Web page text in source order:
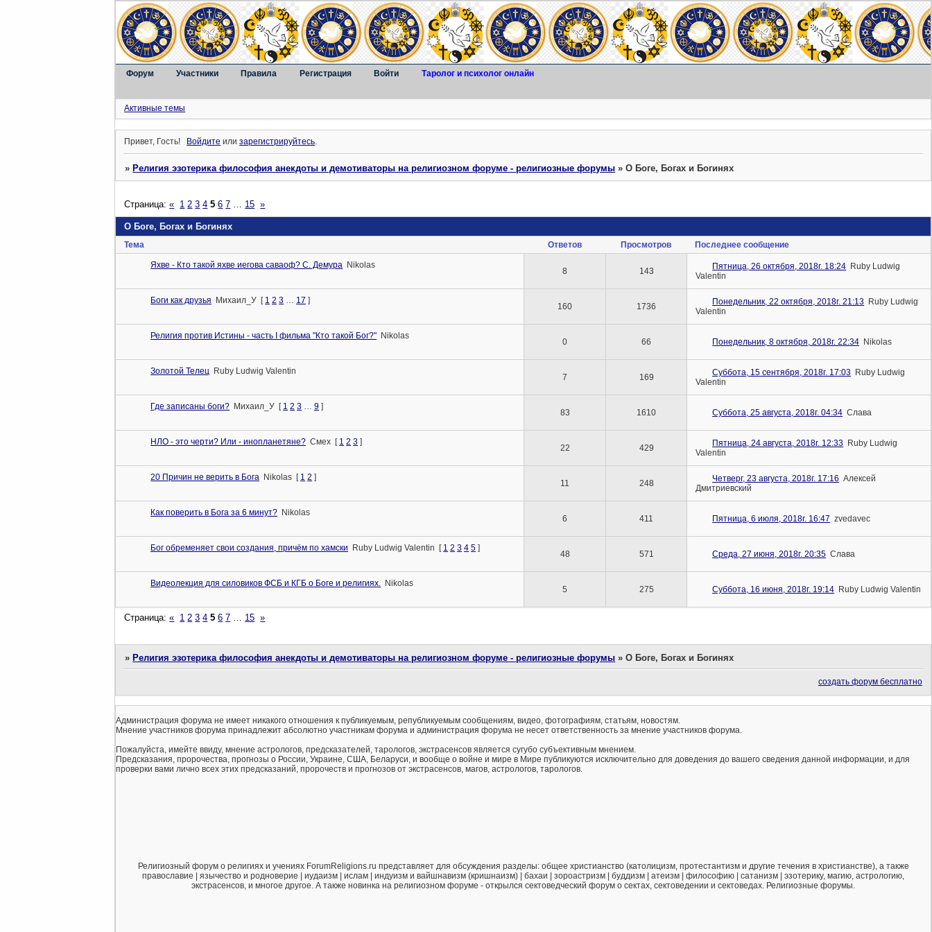
Форум Участники Правила Регистрация Войти Таролог и психолог онлайн
Активные темы
Привет, Гость! Войдите илизарегистрируйтесь.
»Религия эзотерика философия анекдоты и демотиваторы на религиозном форуме - религиозные форумы »О Боге, Богах и Богинях
О Боге, Богах и Богинях
Страница:« 1 2 3 4 5 6 7 15 »
Тема Ответов Просмотров Последнее сообщение
Яхве - Кто такой яхве иегова саваоф? С. Демура Nikolas
8 143 Пятница, 26 октября, 2018г. 18:24 Ruby Ludwig
Valentin
Боги как друзья Михаил_У [ 1 2 3 17 ]
160 1736 Понедельник, 22 октября, 2018г. 21:13 Ruby Ludwig
Valentin
Религия против Истины - часть I фильма "Кто такой Бог?" Nikolas
0 66 Понедельник, 8 октября, 2018г. 22:34 Nikolas
Золотой Телец Ruby Ludwig Valentin
7 169 Суббота, 15 сентября, 2018г. 17:03 Ruby Ludwig
Valentin
Где записаны боги? Михаил_У [ 1 2 3 9 ]
83 1610 Суббота, 25 августа, 2018г. 04:34 Слава
НЛО - это черти? Или - инопланетяне? Смех [ 1 2 3 ]
22 429 Пятница, 24 августа, 2018г. 12:33 Ruby Ludwig
Valentin
20 Причин не верить в Бога Nikolas [ 1 2 ]
11 248 Четверг, 23 августа, 2018г. 17:16 Алексей
Дмитриевский
Как поверить в Бога за 6 минут? Nikolas
6 411 Пятница, 6 июля, 2018г. 16:47 zvedavec
Бог обременяет свои создания, причём по хамски Ruby Ludwig Valentin [ 1 2 3 4 5 ]
48 571 Среда, 27 июня, 2018г. 20:35 Слава
Видеолекция для силовиков ФСБ и КГБ о Боге и религиях. Nikolas
5 275 Суббота, 16 июня, 2018г. 19:14 Ruby Ludwig Valentin
Страница:« 1 2 3 4 5 6 7 … 15 »
»Религия эзотерика философия анекдоты и демотиваторы на религиозном форуме - религиозные форумы »О Боге, Богах и Богинях
создать форум бесплатно
Администрация форума не имеет никакого отношения к публикуемым, републикуемым сообщениям, видео, фотографиям, статьям, новостям.
Мнение участников форума принадлежит абсолютно участникам форума и администрация форума не несет ответственность за мнение участников форума.
Пожалуйста, имейте ввиду, мнение астрологов, предсказателей, тарологов, экстрасенсов является сугубо субъективным мнением.
Предсказания, пророчества, прогнозы о России, Украине, США, Беларуси, и вообще о войне и мире в Мире публикуются исключительно для доведения до вашего сведения данной информации, и для
проверки вами лично всех этих предсказаний, пророчеств и прогнозов от экстрасенсов, магов, астрологов, тарологов.
Религиозный форум о религиях и учениях ForumReligions.ru представляет для обсуждения разделы: общее христианство (католицизм, протестантизм и другие течения в христианстве), а также
православие | язычество и родноверие | иудаизм | ислам | индуизм и вайшнавизм (кришнаизм) | бахаи | зороастризм | буддизм | атеизм | философию | сатанизм | эзотерику, магию, астрологию,
экстрасенсов, и многое другое. А также новинка на религиозном форуме - открылся сектоведческий форум о сектах, сектоведении и сектоведах. Религиозные форумы.